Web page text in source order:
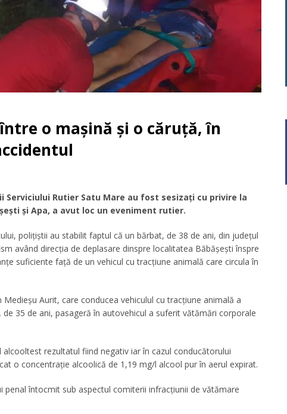
o mașină și o căruță, în
Serviciului Rutier Satu Mare au fost sesizați cu privire la
și Apa, a avut loc un eveniment rutier.
polițiștii au stabilit faptul că un bărbat, de 38 de ani, din județul
având direcția de deplasare dinspre localitatea Băbășești înspre
suficiente faţă de un vehicul cu tracţiune animală care circula în
Aurit, care conducea vehiculul cu tracțiune animală a
35 de ani, pasageră în autovehicul a suferit vătămări corporale
rezultatul fiind negativ iar în cazul conducătorului
o concentrație alcoolică de 1,19 mg/l alcool pur în aerul expirat.
penal întocmit sub aspectul comiterii infracțiunii de vătămare